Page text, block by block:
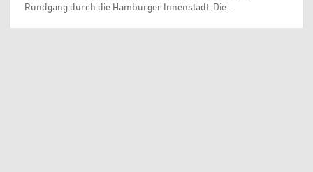
Rundgang durch die Hamburger Innenstadt. Die …